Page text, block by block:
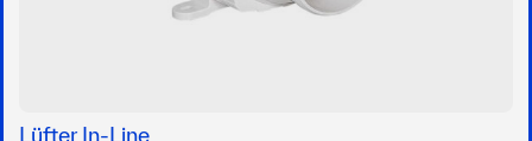
Lüfter In-Line